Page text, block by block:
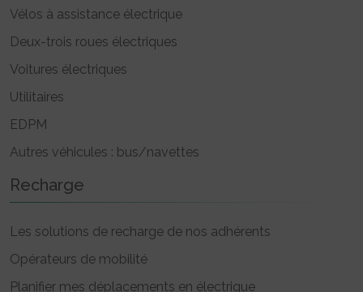
Vélos à assistance électrique
Deux-trois roues électriques
Voitures électriques
Utilitaires
EDPM
Autres véhicules : bus/navettes
Recharge
Les solutions de recharge de nos adhérents
Opérateurs de mobilité
Planifier mes déplacements en électrique